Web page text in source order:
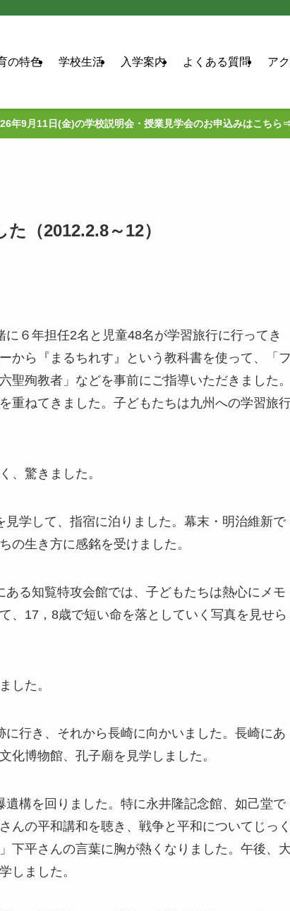
の特色 学校生活 入学案内 よくある質問 ア
年9月11日(金)の学校説明会・授業見学会のお申込みはこちら
（2012.2.8～12）
６年担任2名と児童48名が学習旅行に行ってき
から『まるちれす』という教科書を使って、「
聖殉教者」などを事前にご指導いただきました
重ねてきました。子どもたちは九州への学習旅
、驚きました。
学して、指宿に泊りました。幕末・明治維新で
の生き方に感銘を受けました。
る知覧特攻会館では、子どもたちは熱心にメモ
、17，8歳で短い命を落としていく写真を見せら
した。
行き、それから長崎に向かいました。長崎にあ
化博物館、孔子廟を見学しました。
構を回りました。特に永井隆記念館、如己堂で
んの平和講和を聴き、戦争と平和についてじっ
下平さんの言葉に胸が熱くなりました。午後、
しました。